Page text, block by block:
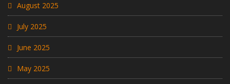
August 2025
July 2025
June 2025
May 2025